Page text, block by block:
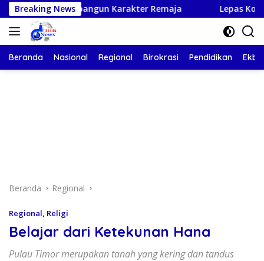
Langsung
ke
konten
Breaking News
Membangun Karakter Remaja Lepas Kontingen NTT
Beranda Nasional Regional Birokrasi Pendidikan Ekbis
Beranda Regional
Regional, Religi
Belajar dari Ketekunan Hana
Pulau Timor merupakan tanah yang kering dan tandus